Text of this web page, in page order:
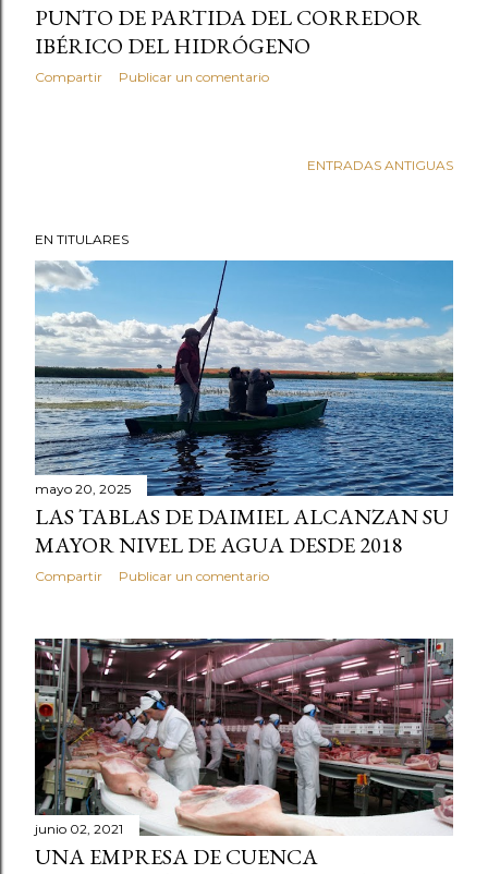
PUNTO DE PARTIDA DEL CORREDOR
IBÉRICO DEL HIDRÓGENO
Compartir Publicar un comentario
ENTRADAS ANTIGUAS
EN TITULARES
mayo 20, 2025
LAS TABLAS DE DAIMIEL ALCANZAN SU
MAYOR NIVEL DE AGUA DESDE 2018
Compartir Publicar un comentario
junio 02, 2021
UNA EMPRESA DE CUENCA